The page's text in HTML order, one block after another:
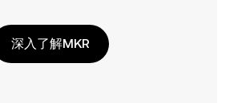
深入了解MKR